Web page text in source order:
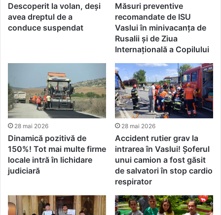
Descoperit la volan, deși
avea dreptul de a
conduce suspendat
Măsuri preventive
recomandate de ISU
Vaslui în minivacanța de
Rusalii și de Ziua
Internațională a Copilului
28 mai 2026
Dinamică pozitivă de
150%! Tot mai multe firme
locale intră în lichidare
judiciară
28 mai 2026
Accident rutier grav la
intrarea în Vaslui! Șoferul
unui camion a fost găsit
de salvatori în stop cardio
respirator